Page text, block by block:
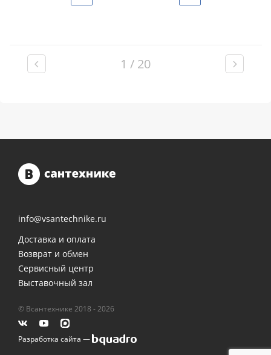
1 / 20
info@vsantechnike.ru
Доставка и оплата
Возврат и обмен
Сервисный центр
Выставочный зал
© Всантехнике 2018 - 2026
Разработка сайта —